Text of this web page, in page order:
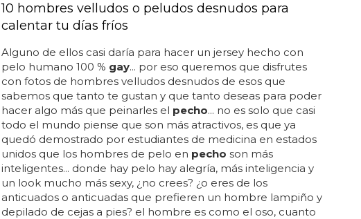
10 hombres velludos o peludos desnudos para
calentar tu días fríos
Alguno de ellos casi daría para hacer un jersey hecho con
pelo humano 100 % gay... por eso queremos que disfrutes
con fotos de hombres velludos desnudos de esos que
sabemos que tanto te gustan y que tanto deseas para poder
hacer algo más que peinarles el pecho... no es solo que casi
todo el mundo piense que son más atractivos, es que ya
quedó demostrado por estudiantes de medicina en estados
unidos que los hombres de pelo en pecho son más
inteligentes... donde hay pelo hay alegría, más inteligencia y
un look mucho más sexy, ¿no crees? ¿o eres de los
anticuados o anticuadas que prefieren un hombre lampiño y
depilado de cejas a pies? el hombre es como el oso, cuanto